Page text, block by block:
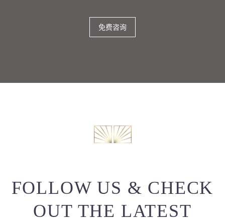
免费咨询
FOLLOW US & CHECK
OUT THE LATEST